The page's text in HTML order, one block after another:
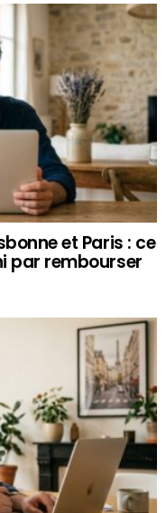
et Paris : ce
par rembourser